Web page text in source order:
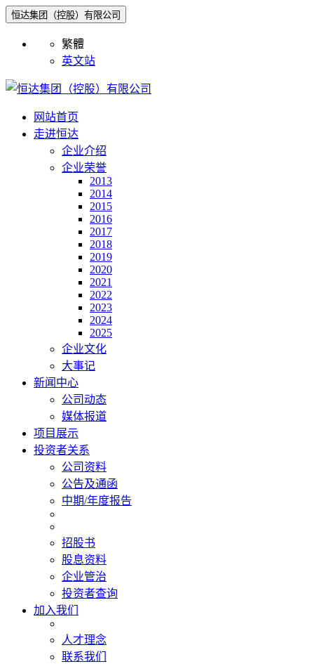
恒达集团（控股）有限公司
繁體
英文站
网站首页
走进恒达
企业介绍
企业荣誉
2013
2014
2015
2016
2017
2018
2019
2020
2021
2022
2023
2024
2025
企业文化
大事记
新闻中心
公司动态
媒体报道
项目展示
投资者关系
公司资料
公告及通函
中期/年度报告
招股书
股息资料
企业管治
投资者查询
加入我们
人才理念
联系我们